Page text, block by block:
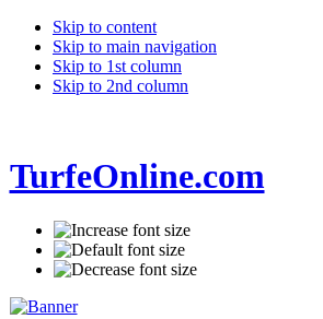
Skip to content
Skip to main navigation
Skip to 1st column
Skip to 2nd column
TurfeOnline.com